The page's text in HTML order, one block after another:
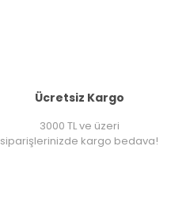
Ücretsiz Kargo
3000 TL ve üzeri
siparişlerinizde kargo bedava!